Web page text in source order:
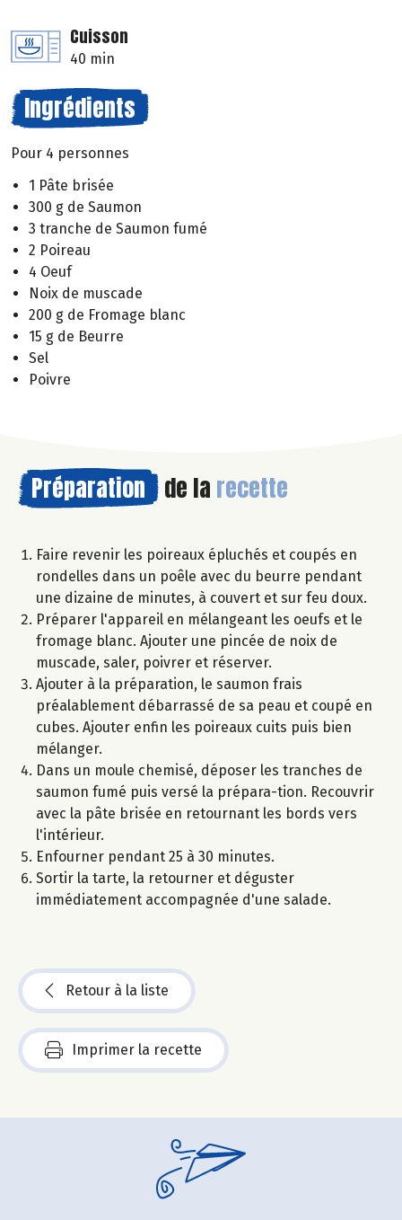
Cuisson
40 min
Ingrédients
Pour 4 personnes
1 Pâte brisée
300 g de Saumon
3 tranche de Saumon fumé
2 Poireau
4 Oeuf
Noix de muscade
200 g de Fromage blanc
15 g de Beurre
Sel
Poivre
Préparation de la recette
Faire revenir les poireaux épluchés et coupés en
rondelles dans un poêle avec du beurre pendant
une dizaine de minutes, à couvert et sur feu doux.
Préparer l'appareil en mélangeant les oeufs et le
fromage blanc. Ajouter une pincée de noix de
muscade, saler, poivrer et réserver.
Ajouter à la préparation, le saumon frais
préalablement débarrassé de sa peau et coupé en
cubes. Ajouter enfin les poireaux cuits puis bien
mélanger.
Dans un moule chemisé, déposer les tranches de
saumon fumé puis versé la prépara-tion. Recouvrir
avec la pâte brisée en retournant les bords vers
l'intérieur.
Enfourner pendant 25 à 30 minutes.
Sortir la tarte, la retourner et déguster
immédiatement accompagnée d'une salade.
Retour à la liste
Imprimer la recette